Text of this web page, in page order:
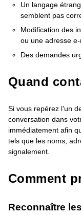
Un langage
semblent pas
Modification des
ou une adresse
Des demandes
Quand
Si vous repérez l’un
conversation dans
immédiatement afin
tels que les noms,
signalement.
Comment
Reconnaître